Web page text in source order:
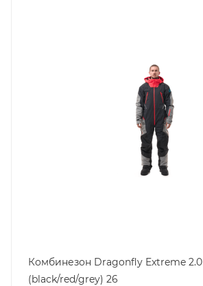
Комбинезон Dragonfly Extreme 2.0
(black/red/grey) 26